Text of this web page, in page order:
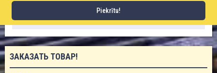
Вакуум: 80%
ЗАКАЗАТЬ ТОВАР!
Piekrītu!